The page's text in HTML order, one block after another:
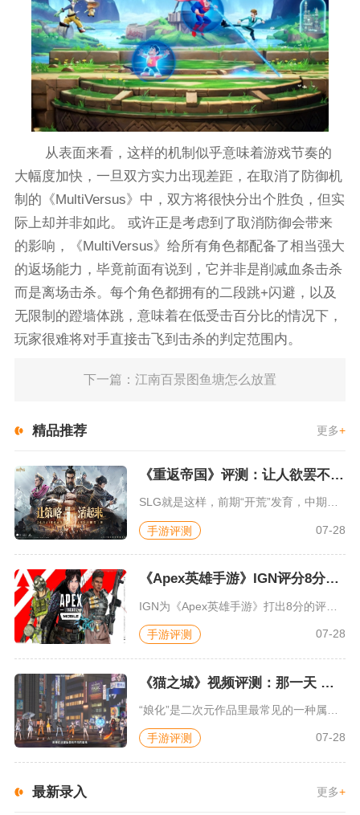
从表面来看，这样的机制似乎意味着游戏节奏的
大幅度加快，一旦双方实力出现差距，在取消了防御机
制的《MultiVersus》中，双方将很快分出个胜负，但实
际上却并非如此。 或许正是考虑到了取消防御会带来
的影响，《MultiVersus》给所有角色都配备了相当强大
的返场能力，毕竟前面有说到，它并非是削减血条击杀
而是离场击杀。每个角色都拥有的二段跳+闪避，以及
无限制的蹬墙体跳，意味着在低受击百分比的情况下，
玩家很难将对手直接击飞到击杀的判定范围内。
下一篇：江南百景图鱼塘怎么放置
精品推荐 更多+
《重返帝国》评测：让人欲罢不能的新一代策略游戏
手游评测 07-28
《Apex英雄手游》IGN评分8分：对游戏未来抱有期待
IGN为《Apex英雄手游》打出8分的评价，测评者认为，《A...
手游评测 07-28
《猫之城》视频评测：那一天 我家的猫变成了猫娘
手游评测 07-28
最新录入 更多+